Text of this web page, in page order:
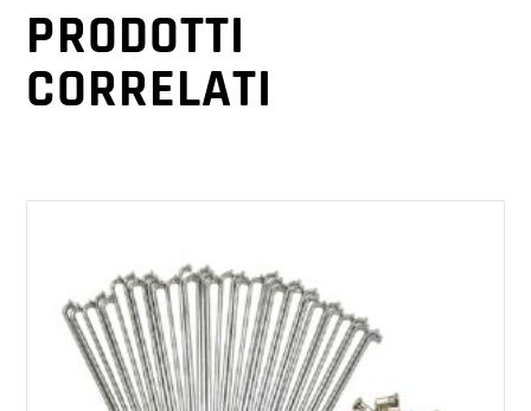
PRODOTTI
CORRELATI
AGGIUNGI AL CARRELLO